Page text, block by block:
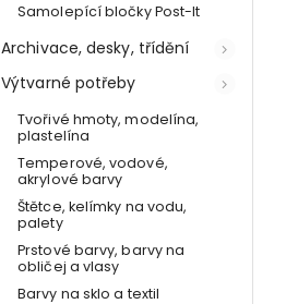
Samolepící bločky Post-It
Archivace, desky, třídění
Výtvarné potřeby
Tvořivé hmoty, modelína,
plastelína
Temperové, vodové,
akrylové barvy
Štětce, kelímky na vodu,
palety
Prstové barvy, barvy na
obličej a vlasy
Barvy na sklo a textil